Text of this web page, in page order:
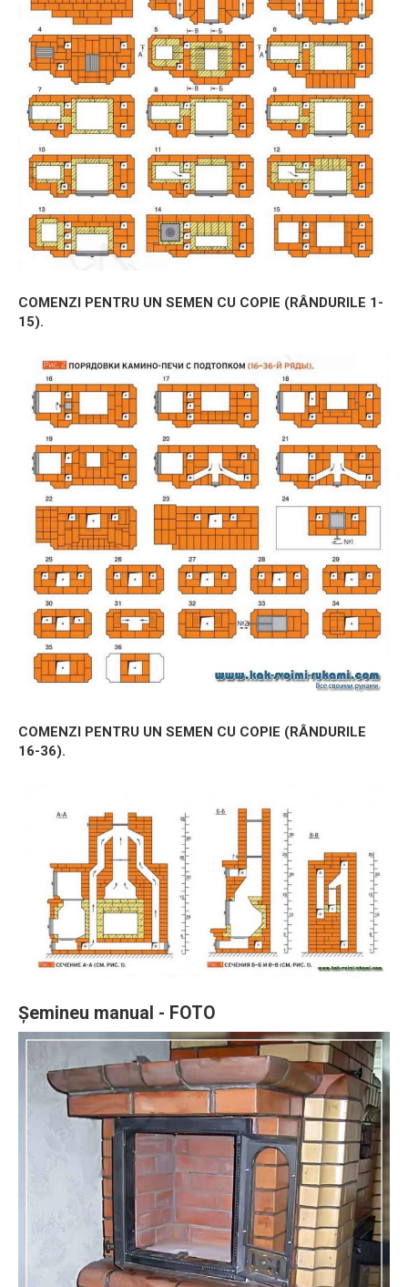
COMENZI PENTRU UN SEMEN CU COPIE (RÂNDURILE 1-
15).
COMENZI PENTRU UN SEMEN CU COPIE (RÂNDURILE
16-36).
Șemineu manual - FOTO